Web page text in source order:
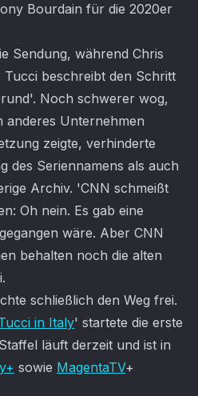
Bourdain für die 2020er
Sendung, während Chris
beschreibt den Schritt
Noch schwerer wog,
anderes Unternehmen
zeigte, verhinderte
des Seriennamens als auch
Archiv. 'CNN schmeißt
Oh nein. Es gab eine
wäre. Aber CNN
behalten noch die alten
schließlich den Weg frei.
in Italy' startete die erste
läuft derzeit und ist in
sowie MagentaTV+